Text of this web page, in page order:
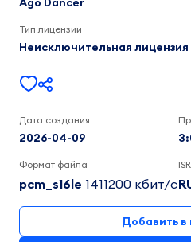
Тип лицензии
Неисключительная лицензия
Дата создания
2026-04-09
Формат файла
pcm_s16le 1411200 кбит/c
Добавить в